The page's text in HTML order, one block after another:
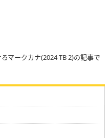
マークカナ(2024 TB 2)の記事で